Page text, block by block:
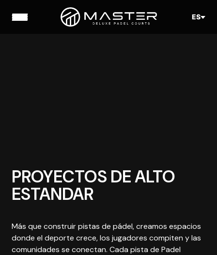
PROYECTOS DE ALTO
ESTANDAR
Más que construir pistas de pádel, creamos espacios
donde el deporte crece, los jugadores compiten y las
comunidades se conectan. Cada pista de Padel
ES